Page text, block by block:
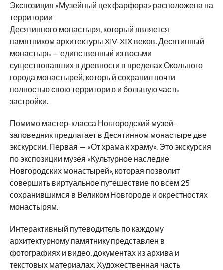
Экспозиция «Музейный цех фарфора» расположена на
территории
Десятинного монастыря, который является
памятником архитектуры XIV-XIX веков. Десятинный
монастырь — единственный из восьми
существовавших в древности в пределах Окольного
города монастырей, который сохранил почти
полностью свою территорию и большую часть
застройки.
Помимо мастер-класса Новгородский музей-
заповедник предлагает в Десятинном монастыре две
экскурсии. Первая — «От храма к храму». Это экскурсия
по экспозиции музея «Культурное наследие
Новгородских монастырей», которая позволит
совершить виртуальное путешествие по всем 25
сохранившимся в Великом Новгороде и окрестностях
монастырям.
Интерактивный путеводитель по каждому
архитектурному памятнику представлен в
фотографиях и видео, документах из архива и
текстовых материалах. Художественная часть